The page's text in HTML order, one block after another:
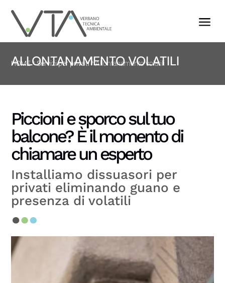
a
ALLONTANAMENTO VOLATILI
HOME Servizi per privati Allontanamento volatili
Piccioni e sporco sul tuo
balcone? È il momento di
chiamare un esperto
Installiamo dissuasori per
privati eliminando guano e
presenza di volatili